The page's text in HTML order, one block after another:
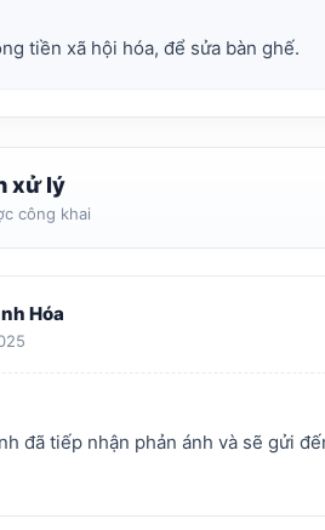
xử lý
công khai
Hóa
đã tiếp nhận phản ánh và sẽ gửi